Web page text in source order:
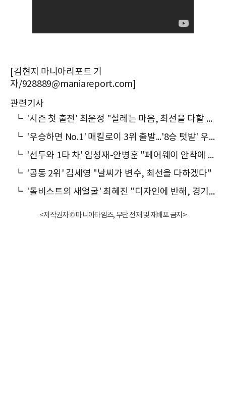
[김현지 마니아리포트 기
자/928889@maniareport.com]
관련기사
┗
'시즌 첫 출전' 최운정 "설레는 마음, 최선을 다할 것"
┗
'우승하면 No.1' 매킬로이 3위 출발...'8승 텃밭' 우즈는 21위
┗
'선두와 1타 차' 임성재-안병훈 "페어웨이 안착에 집중할 것"
┗ '공동 2위' 김세영 "날씨가 변수, 최선을 다하겠다"
┗
'톨비스트의 새얼굴' 최혜진 "디자인에 반해, 경기력으로 보답"
<저작권자 © 마니아타임즈, 무단 전재 및 재배포 금지>